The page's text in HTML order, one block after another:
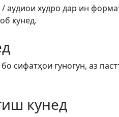
худро дар ин
кунед.
сифатҳои гуногун, аз
кунед